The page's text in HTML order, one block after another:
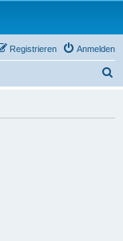
Anmelden
Registrieren